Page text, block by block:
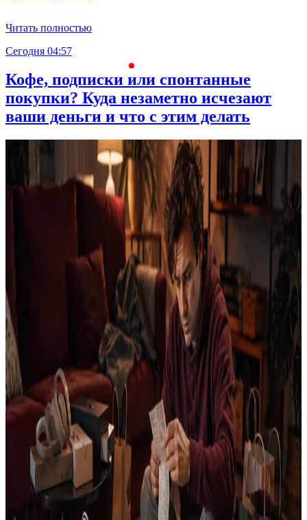
Читать полностью
Сегодня 04:57
Кофе, подписки или спонтанные
покупки? Куда незаметно исчезают
ваши деньги и что с этим делать